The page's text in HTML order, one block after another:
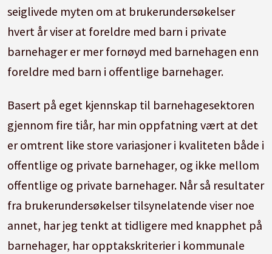
seiglivede myten om at brukerundersøkelser
hvert år viser at foreldre med barn i private
barnehager er mer fornøyd med barnehagen enn
foreldre med barn i offentlige barnehager.
Basert på eget kjennskap til barnehagesektoren
gjennom fire tiår, har min oppfatning vært at det
er omtrent like store variasjoner i kvaliteten både i
offentlige og private barnehager, og ikke mellom
offentlige og private barnehager. Når så resultater
fra brukerundersøkelser tilsynelatende viser noe
annet, har jeg tenkt at tidligere med knapphet på
barnehager, har opptakskriterier i kommunale